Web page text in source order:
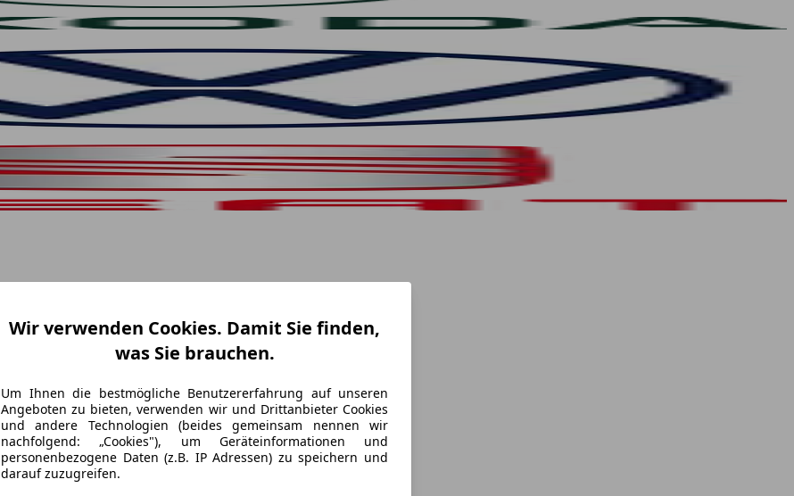
Wir verwenden Cookies. Damit Sie finden,
was Sie brauchen.
Um Ihnen die bestmögliche Benutzererfahrung auf unseren
Angeboten zu bieten, verwenden wir und Drittanbieter Cookies
und andere Technologien (beides gemeinsam nennen wir
nachfolgend: „Cookies"), um Geräteinformationen und
personenbezogene Daten (z.B. IP Adressen) zu speichern und
darauf zuzugreifen.